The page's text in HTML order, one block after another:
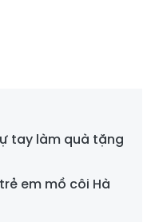
tay làm quà tặng
em mồ côi Hà